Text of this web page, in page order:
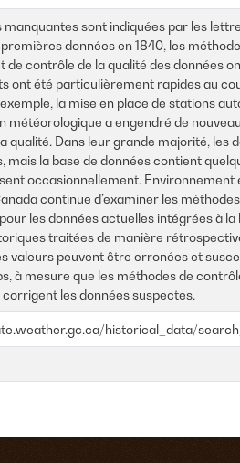
manquantes sont indiquées par les
données en 1840, les
contrôle de la qualité des données
ont été particulièrement rapides au
la mise en place de stations
météorologique a engendré de
qualité. Dans leur grande majorité, les
mais la base de données contient
occasionnellement. Environnement
continue d’examiner les
les données actuelles intégrées à la
traitées de manière
valeurs peuvent être erronées et
à mesure que les méthodes de
les données suspectes.
historical_data/